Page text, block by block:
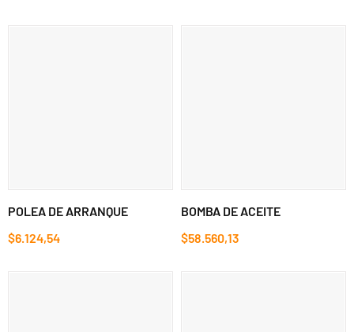
POLEA DE ARRANQUE
$6.124,54
BOMBA DE ACEITE
$58.560,13